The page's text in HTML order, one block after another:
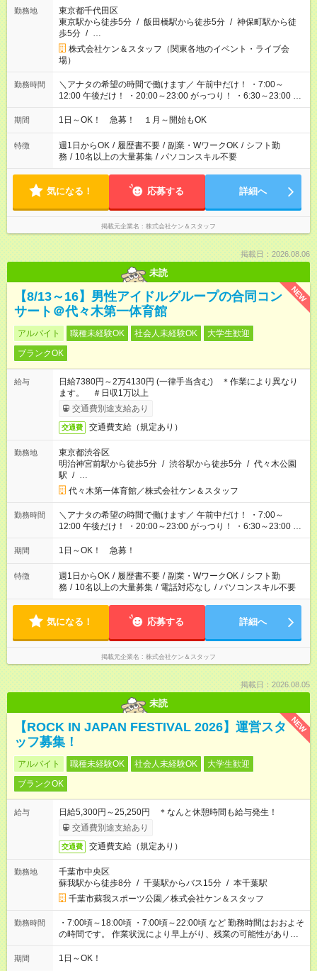
勤務地
東京都千代田区
東京駅から徒歩5分 / 飯田橋駅から徒歩5分 / 神保町駅から徒
歩5分 / …
株式会社ケン＆スタッフ（関東各地のイベント・ライブ会
場）
勤務時間
＼アナタの希望の時間で働けます／ 午前中だけ！ ・7:00～
12:00 午後だけ！ ・20:00～23:00 がっつり！ ・6:30～23:00 ・
12:00～21:00 ・16:00～翌8:00 …etc ※時間曜日イベントによ
り異なります。
期間 1日～OK！ 急募！ １月～開始もOK
特徴 週1日からOK / 履歴書不要 / 副業・WワークOK / シフト勤
務 / 10名以上の大量募集 / パソコンスキル不要
気になる！ 応募する 詳細へ
掲載元企業名 株式会社ケン＆スタッフ
掲載日：2026.08.06
未読
NEW
【8/13～16】男性アイドルグループの合同コン
サート＠代々木第一体育館
アルバイト 職種未経験OK 社会人未経験OK
大学生歓迎
ブランクOK
給与
日給7380円～2万4130円 (一律手当含む) ＊作業により異なり
ます。 ＃日収1万以上
交通費別途支給あり
交通費 交通費支給（規定あり）
勤務地
東京都渋谷区
明治神宮前駅から徒歩5分 / 渋谷駅から徒歩5分 / 代々木公園
駅 / …
代々木第一体育館／株式会社ケン＆スタッフ
勤務時間
＼アナタの希望の時間で働けます／ 午前中だけ！ ・7:00～
12:00 午後だけ！ ・20:00～23:00 がっつり！ ・6:30～23:00 ・
12:00～21:00 ・16:00～翌8:00 …etc ※時間曜日イベントによ
り異なります。
期間 1日～OK！ 急募！
特徴 週1日からOK / 履歴書不要 / 副業・WワークOK / シフト勤
務 / 10名以上の大量募集 / 電話対応なし / パソコンスキル不要
気になる！ 応募する 詳細へ
掲載元企業名 株式会社ケン＆スタッフ
掲載日：2026.08.05
未読
NEW
【ROCK IN JAPAN FESTIVAL 2026】運営スタ
ッフ募集！
アルバイト 職種未経験OK 社会人未経験OK
大学生歓迎
ブランクOK
給与
日給5,300円～25,250円 ＊なんと休憩時間も給与発生！
交通費別途支給あり
交通費 交通費支給（規定あり）
勤務地
千葉市中央区
蘇我駅から徒歩8分 / 千葉駅からバス15分 / 本千葉駅
千葉市蘇我スポーツ公園／株式会社ケン＆スタッフ
勤務時間
・7:00頃～18:00頃 ・7:00頃～22:00頃 など 勤務時間はおおよそ
の時間です。 作業状況により早上がり、残業の可能性がありま
す。
期間 1日～OK！